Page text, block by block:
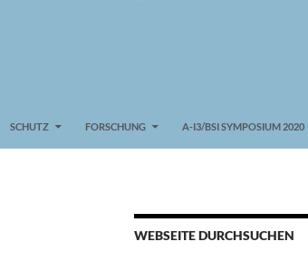
SCHUTZ FORSCHUNG A-I3/BSI SYMPOSIUM 2020
WEBSEITE DURCHSUCHEN